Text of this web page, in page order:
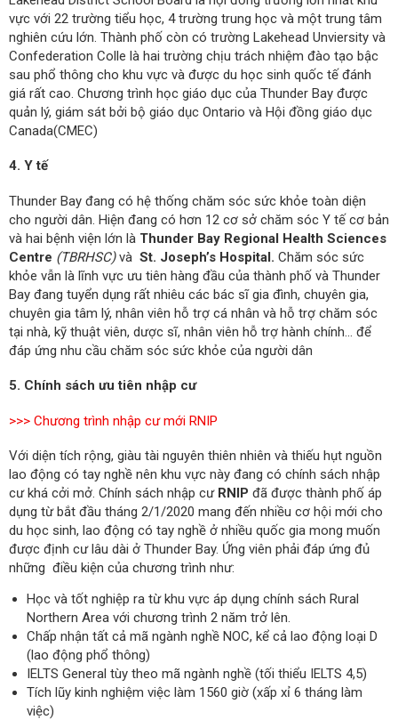
vực với 22 trường tiểu học, 4 trường trung học và một trung tâm
nghiên cứu lớn. Thành phố còn có trường Lakehead Unviersity và
Confederation Colle là hai trường chịu trách nhiệm đào tạo bậc
sau phổ thông cho khu vực và được du học sinh quốc tế đánh
giá rất cao. Chương trình học giáo dục của Thunder Bay được
quản lý, giám sát bởi bộ giáo dục Ontario và Hội đồng giáo dục
Canada(CMEC)
4. Y tế
Thunder Bay đang có hệ thống chăm sóc sức khỏe toàn diện
cho người dân. Hiện đang có hơn 12 cơ sở chăm sóc Y tế cơ bản
và hai bệnh viện lớn là Thunder Bay Regional Health Sciences
Centre (TBRHSC)và St. Joseph’s Hospital. Chăm sóc sức
khỏe vẫn là lĩnh vực ưu tiên hàng đầu của thành phố và Thunder
Bay đang tuyển dụng rất nhiêu các bác sĩ gia đình, chuyên gia,
chuyên gia tâm lý, nhân viên hỗ trợ cá nhân và hỗ trợ chăm sóc
tại nhà, kỹ thuật viên, dược sĩ, nhân viên hỗ trợ hành chính... để
đáp ứng nhu cầu chăm sóc sức khỏe của người dân
5. Chính sách ưu tiên nhập cư
>>> Chương trình nhập cư mới RNIP
Với diện tích rộng, giàu tài nguyên thiên nhiên và thiếu hụt nguồn
lao động có tay nghề nên khu vực này đang có chính sách nhập
cư khá cởi mở. Chính sách nhập cư RNIP đã được thành phố áp
dụng từ bắt đầu tháng 2/1/2020 mang đến nhiều cơ hội mới cho
du học sinh, lao động có tay nghề ở nhiều quốc gia mong muốn
được định cư lâu dài ở Thunder Bay. Ứng viên phải đáp ứng đủ
những điều kiện của chương trình như:
Học và tốt nghiệp ra từ khu vực áp dụng chính sách Rural
Northern Area với chương trình 2 năm trở lên.
Chấp nhận tất cả mã ngành nghề NOC, kể cả lao động loại D
(lao động phổ thông)
IELTS General tùy theo mã ngành nghề (tối thiểu IELTS 4,5)
Tích lũy kinh nghiệm việc làm 1560 giờ (xấp xỉ 6 tháng làm
việc)